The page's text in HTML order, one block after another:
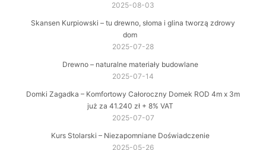
2025-08-03
Skansen Kurpiowski – tu drewno, słoma i glina tworzą zdrowy
dom
2025-07-28
Drewno – naturalne materiały budowlane
2025-07-14
Domki Zagadka – Komfortowy Całoroczny Domek ROD 4m x 3m
już za 41.240 zł + 8% VAT
2025-07-07
Kurs Stolarski – Niezapomniane Doświadczenie
2025-05-26